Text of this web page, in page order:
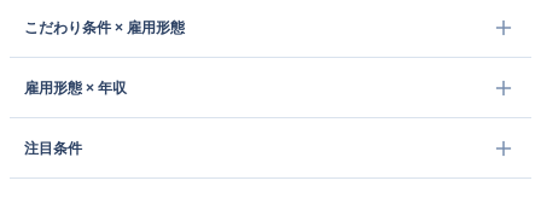
こだわり条件 × 雇用形態
雇用形態 × 年収
注目条件